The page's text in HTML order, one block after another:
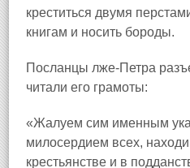
креститься двумя
книгам и носить бороды.
Посланцы лже‑Петра
читали его грамоты:
«Жалуем сим именным
милосердием всех,
крестьянстве и в